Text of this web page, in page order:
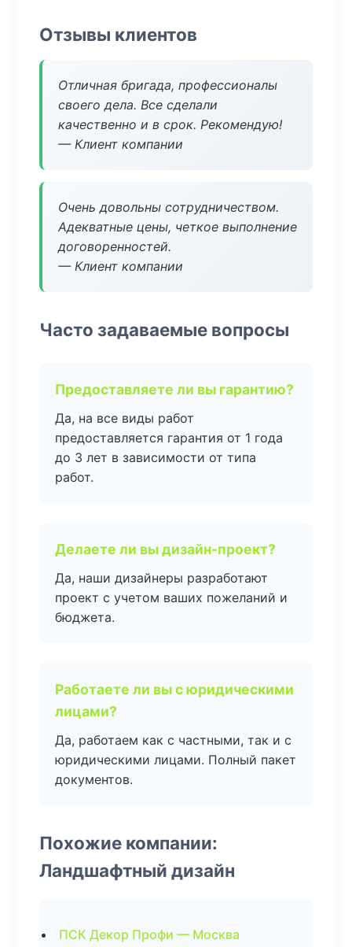
Отзывы клиентов
Отличная бригада, профессионалы
своего дела. Все сделали
качественно и в срок. Рекомендую!
— Клиент компании
Очень довольны сотрудничеством.
Адекватные цены, четкое выполнение
договоренностей.
— Клиент компании
Часто задаваемые вопросы
Предоставляете ли вы гарантию?
Да, на все виды работ
предоставляется гарантия от 1 года
до 3 лет в зависимости от типа
работ.
Делаете ли вы дизайн-проект?
Да, наши дизайнеры разработают
проект с учетом ваших пожеланий и
бюджета.
Работаете ли вы с юридическими
лицами?
Да, работаем как с частными, так и с
юридическими лицами. Полный пакет
документов.
Похожие компании:
Ландшафтный дизайн
ПСК Декор Профи — Москва